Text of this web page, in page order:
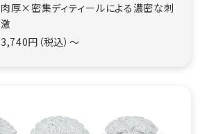
肉厚×密集ディティールによる濃密な刺
激
3,740円（税込）〜